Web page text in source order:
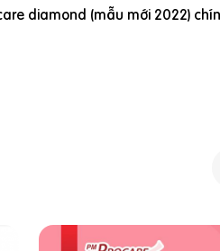
diamond (mẫu mới 2022)